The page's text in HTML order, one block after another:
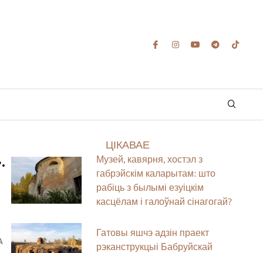
ЦІКАВАЕ
Музей, кавярня, хостэл з
габрэйскім каларытам: што
рабіць з былымі езуіцкім
касцёлам і галоўнай сінагогай?
Гатовы яшчэ адзін праект
рэканструкцыі Бабруйскай